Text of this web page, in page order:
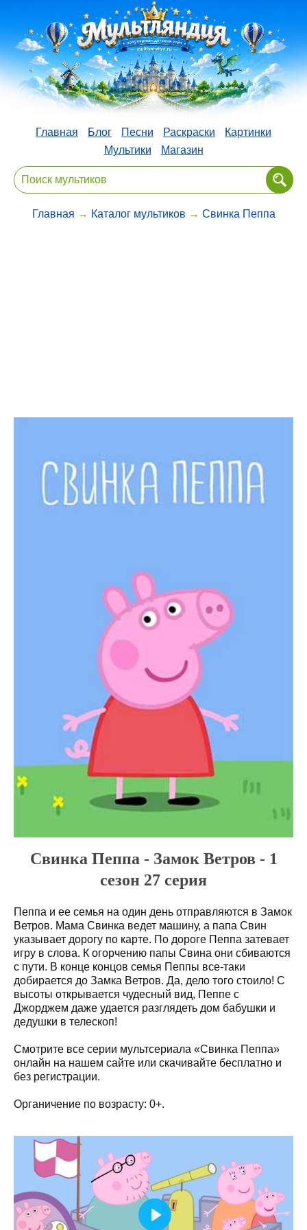
Главная Блог Песни Раскраски
Картинки
Мультики
Магазин
Главная → Каталог мультиков → Свинка Пеппа
Свинка Пеппа - Замок Ветров - 1
сезон 27 серия
Пеппа и ее семья на один день отправляются в Замок
Ветров. Мама Свинка ведет машину, а папа Свин
указывает дорогу по карте. По дороге Пеппа затевает
игру в слова. К огорчению папы Свина они сбиваются
с пути. В конце концов семья Пеппы все-таки
добирается до Замка Ветров. Да, дело того стоило! С
высоты открывается чудесный вид, Пеппе с
Джорджем даже удается разглядеть дом бабушки и
дедушки в телескоп!
Смотрите все серии мультсериала «Свинка Пеппа»
онлайн на нашем сайте или скачивайте бесплатно и
без регистрации.
Органичение по возрасту: 0+.